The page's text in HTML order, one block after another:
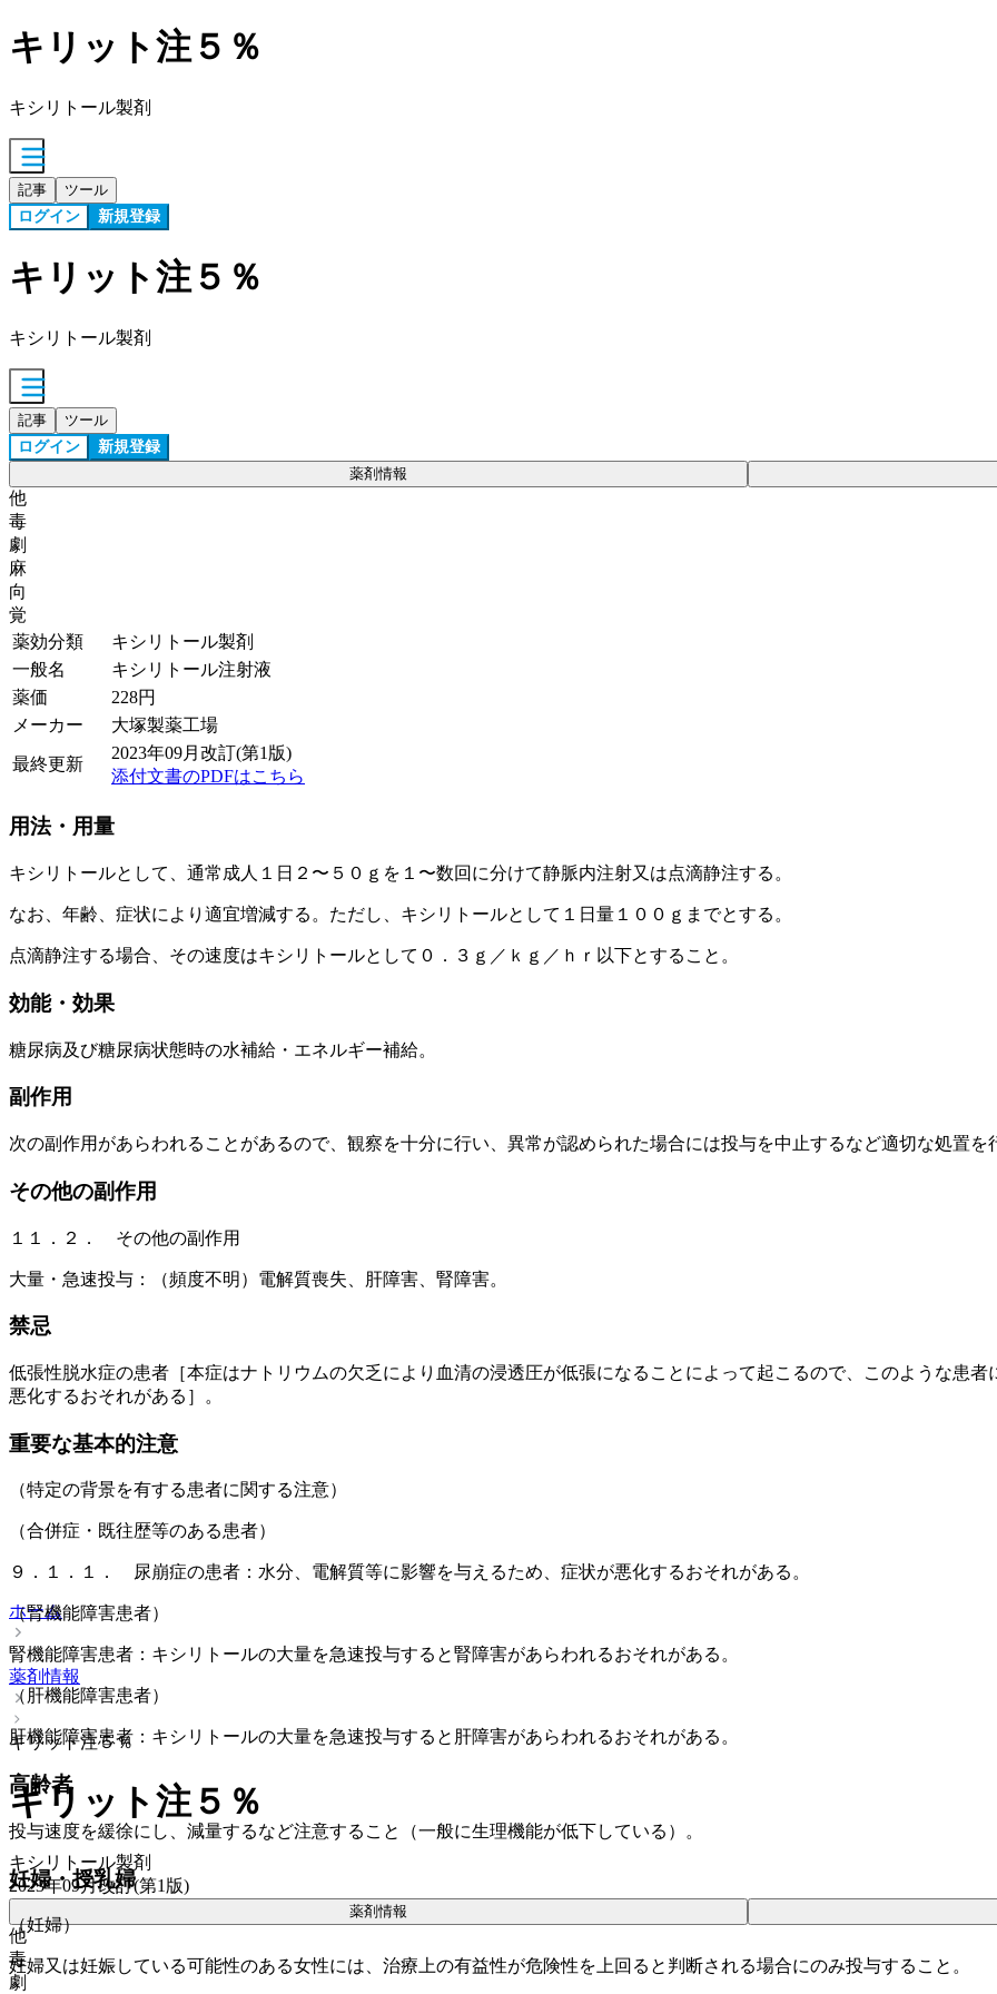
キリット注５％
キシリトール製剤
記事 ツール
ログイン 新規登録
キリット注５％
キシリトール製剤
記事 ツール
ログイン 新規登録
薬剤情報
他
毒
劇
麻
向
覚
薬効分類
キシリトール製剤
一般名
キシリトール注射液
薬価
228円
メーカー
大塚製薬工場
最終更新
2023年09月改訂(第1版)
添付文書のPDFはこちら
用法・用量
キシリトールとして、通常成人１日２〜５０ｇを１〜数回に分けて静脈内注射又は点滴静注する。
なお、年齢、症状により適宜増減する。ただし、キシリトールとして１日量１００ｇまでとする。
点滴静注する場合、その速度はキシリトールとして０．３ｇ／ｋｇ／ｈｒ以下とすること。
効能・効果
糖尿病及び糖尿病状態時の水補給・エネルギー補給。
副作用
次の副作用があらわれることがあるので、観察を十分に行い、異常が認められた場合には投与を中止するなど適切な処置を
その他の副作用
１１．２． その他の副作用
大量・急速投与：（頻度不明）電解質喪失、肝障害、腎障害。
禁忌
低張性脱水症の患者［本症はナトリウムの欠乏により血清の浸透圧が低張になることによって起こるので、このような患
悪化するおそれがある］。
重要な基本的注意
（特定の背景を有する患者に関する注意）
（合併症・既往歴等のある患者）
９．１．１． 尿崩症の患者：水分、電解質等に影響を与えるため、症状が悪化するおそれがある。
（腎機能障害患者）
腎機能障害患者：キシリトールの大量を急速投与すると腎障害があらわれるおそれがある。
（肝機能障害患者）
肝機能障害患者：キシリトールの大量を急速投与すると肝障害があらわれるおそれがある。
高齢者
投与速度を緩徐にし、減量するなど注意すること（一般に生理機能が低下している）。
妊婦・授乳婦
（妊婦）
妊婦又は妊娠している可能性のある女性には、治療上の有益性が危険性を上回ると判断される場合にのみ投与すること。
ホーム
薬剤情報
キリット注５％
キリット注５％
キシリトール製剤
2023年09月改訂(第1版)
薬剤情報
他
毒
劇